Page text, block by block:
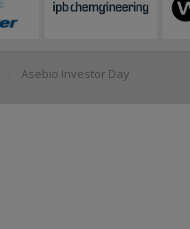
Asebio Investor Day